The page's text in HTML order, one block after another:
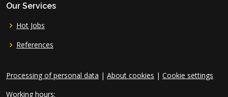
Our Services
Hot Jobs
References
Processing of personal data | About cookies | Cookie settings
Working hours: